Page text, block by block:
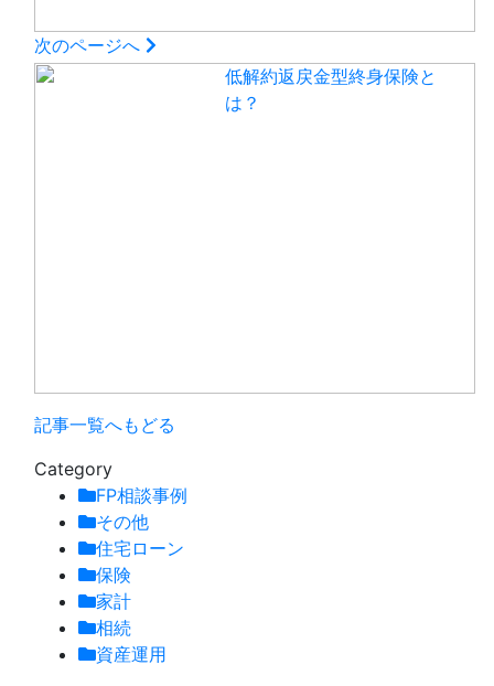
次のページへ
低解約返戻金型終身保険と
は？
記事一覧へもどる
Category
FP相談事例
その他
住宅ローン
保険
家計
相続
資産運用